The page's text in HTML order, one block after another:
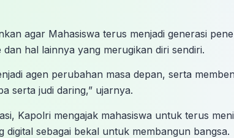
agar Mahasiswa terus menjadi generasi
hal lainnya yang merugikan diri sendiri.
agen perubahan masa depan, serta
serta judi daring,” ujarnya.
Kapolri mengajak mahasiswa untuk terus
digital sebagai bekal untuk membangun bangsa.